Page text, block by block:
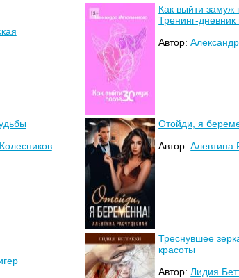
Как выйти замуж
Тренинг-
Автор:
Отойди, я
Автор:Алевтина
Треснувшее
красоты
Автор:Лидия